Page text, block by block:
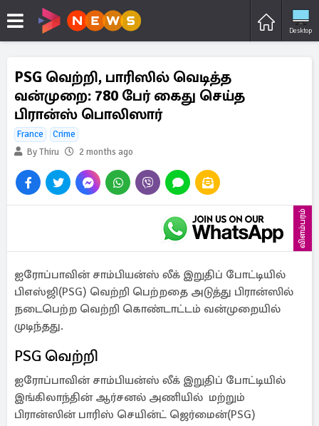
Desktop
PSG வெற்றி, பாரிஸில் வெடித்த
வன்முறை: 780 பேர் கைது செய்த
பிரான்ஸ் பொலிஸார்
France
Crime
By Thiru
2 months ago
விளம்பரம்
ஐரோப்பாவின் சாம்பியன்ஸ் லீக் இறுதிப் போட்டியில்
பிஎஸ்ஜி(PSG) வெற்றி பெற்றதை அடுத்து பிரான்ஸில்
நடைபெற்ற வெற்றி கொண்டாட்டம் வன்முறையில்
முடிந்தது.
PSG வெற்றி
ஐரோப்பாவின் சாம்பியன்ஸ் லீக் இறுதிப் போட்டியில்
இங்கிலாந்தின் ஆர்சனல் அணியில் மற்றும்
பிரான்ஸின் பாரிஸ் செயின்ட் ஜெர்மைன்(PSG)